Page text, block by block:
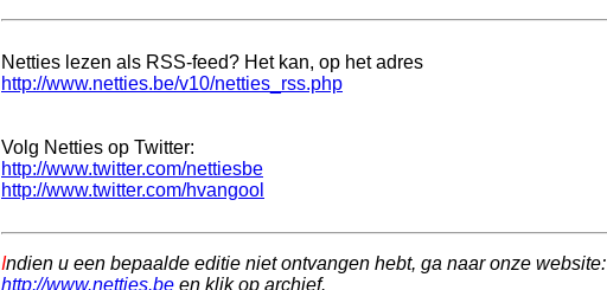
Netties lezen als RSS-feed? Het kan, op het adres
http://www.netties.be/v10/netties_rss.php
Volg Netties op Twitter:
http://www.twitter.com/nettiesbe
http://www.twitter.com/hvangool
Indien u een bepaalde editie niet ontvangen hebt, ga naar onze website:
http://www.netties.be en klik op archief.